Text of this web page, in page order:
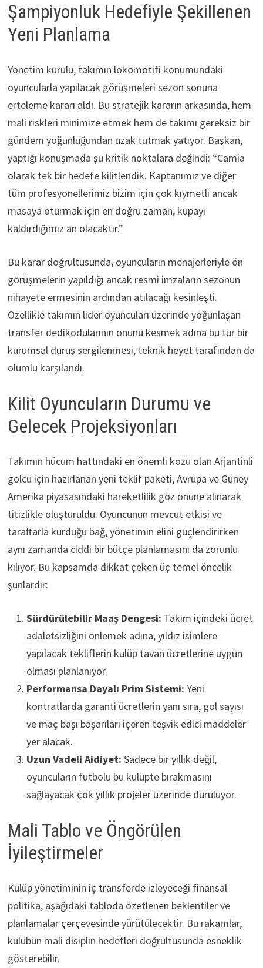
Şampiyonluk Hedefiyle Şekillenen
Yeni Planlama
Yönetim kurulu, takımın lokomotifi konumundaki
oyuncularla yapılacak görüşmeleri sezon sonuna
erteleme kararı aldı. Bu stratejik kararın arkasında, hem
mali riskleri minimize etmek hem de takımı gereksiz bir
gündem yoğunluğundan uzak tutmak yatıyor. Başkan,
yaptığı konuşmada şu kritik noktalara değindi: “Camia
olarak tek bir hedefe kilitlendik. Kaptanımız ve diğer
tüm profesyonellerimiz bizim için çok kıymetli ancak
masaya oturmak için en doğru zaman, kupayı
kaldırdığımız an olacaktır.”
Bu karar doğrultusunda, oyuncuların menajerleriyle ön
görüşmelerin yapıldığı ancak resmi imzaların sezonun
nihayete ermesinin ardından atılacağı kesinleşti.
Özellikle takımın lider oyuncuları üzerinde yoğunlaşan
transfer dedikodularının önünü kesmek adına bu tür bir
kurumsal duruş sergilenmesi, teknik heyet tarafından da
olumlu karşılandı.
Kilit Oyuncuların Durumu ve
Gelecek Projeksiyonları
Takımın hücum hattındaki en önemli kozu olan Arjantinli
golcü için hazırlanan yeni teklif paketi, Avrupa ve Güney
Amerika piyasasındaki hareketlilik göz önüne alınarak
titizlikle oluşturuldu. Oyuncunun mevcut etkisi ve
taraftarla kurduğu bağ, yönetimin elini güçlendirirken
aynı zamanda ciddi bir bütçe planlamasını da zorunlu
kılıyor. Bu kapsamda dikkat çeken üç temel öncelik
şunlardır:
Sürdürülebilir Maaş Dengesi: Takım içindeki ücret
adaletsizliğini önlemek adına, yıldız isimlere
yapılacak tekliflerin kulüp tavan ücretlerine uygun
olması planlanıyor.
Performansa Dayalı Prim Sistemi: Yeni
kontratlarda garanti ücretlerin yanı sıra, gol sayısı
ve maç başı başarıları içeren teşvik edici maddeler
yer alacak.
Uzun Vadeli Aidiyet: Sadece bir yıllık değil,
oyuncuların futbolu bu kulüpte bırakmasını
sağlayacak çok yıllık projeler üzerinde duruluyor.
Mali Tablo ve Öngörülen
İyileştirmeler
Kulüp yönetiminin iç transferde izleyeceği finansal
politika, aşağıdaki tabloda özetlenen beklentiler ve
planlamalar çerçevesinde yürütülecektir. Bu rakamlar,
kulübün mali disiplin hedefleri doğrultusunda esneklik
gösterebilir.